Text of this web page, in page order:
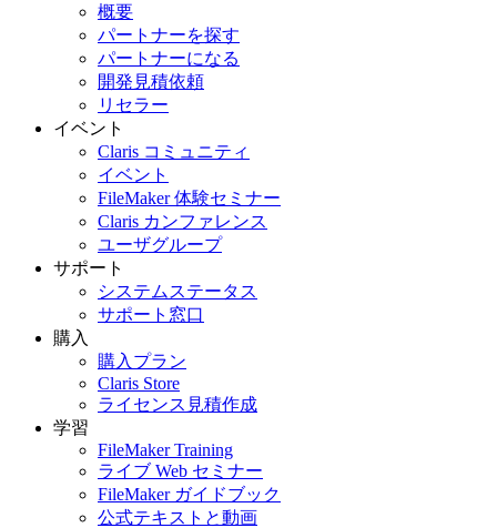
概要
パートナーを探す
パートナーになる
開発見積依頼
リセラー
イベント
Claris コミュニティ
イベント
FileMaker 体験セミナー
Claris カンファレンス
ユーザグループ
サポート
システムステータス
サポート窓口
購入
購入プラン
Claris Store
ライセンス見積作成
学習
FileMaker Training
ライブ Web セミナー
FileMaker ガイドブック
公式テキストと動画